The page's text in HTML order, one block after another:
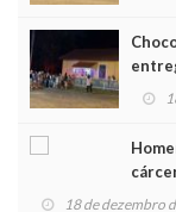
Noel
18 de dezembro